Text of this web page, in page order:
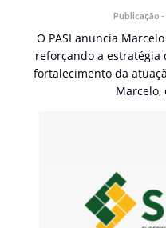
Publicação -
O PASI anuncia
reforçando a estratégia
fortalecimento da